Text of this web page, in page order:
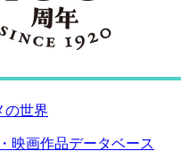
の世界
映画作品データベース